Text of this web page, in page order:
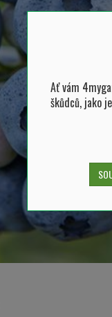
Ať vám
škůdců, jako